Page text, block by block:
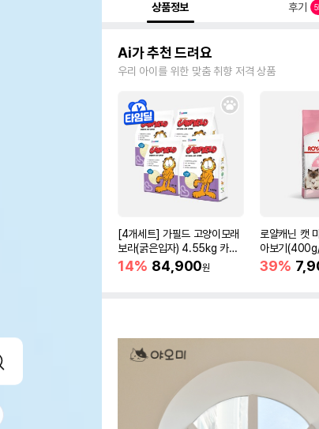
상품정보 후기
Ai가 추천 드려요
우리 아이를 위한 맞춤 취향 저격 상품
[4개세트] 가필드 고양이모래
보라(굵은입자) 4.55kg 카사
바모래
14% 84,900원
로얄캐닌 캣
아보기
39%